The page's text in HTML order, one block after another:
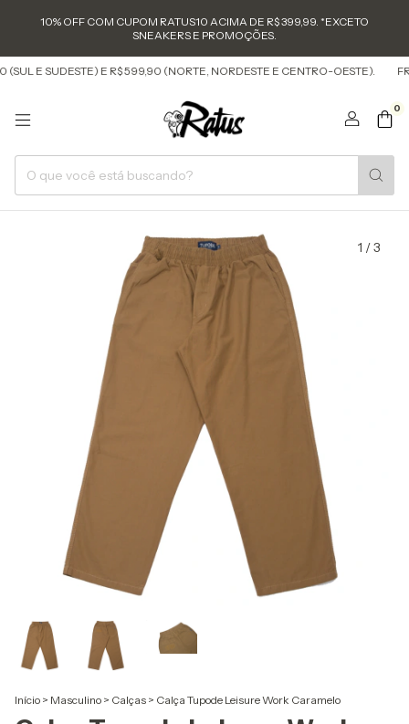
10% OFF COM CUPOM RATUS10 ACIMA DE R$ 399,99. *EXCETO
SNEAKERS E PROMOÇÕES.
E SUDESTE) E R$ 599,90 (NORTE, NORDESTE E CENTRO-OESTE).
0
1 /3
Início > Masculino > Calças > Calça Tupode Leisure Work Caramelo